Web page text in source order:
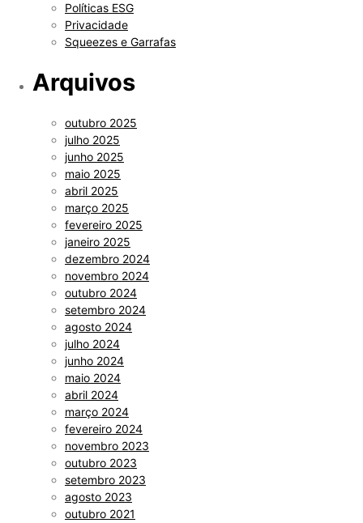
Políticas ESG
Privacidade
Squeezes e Garrafas
Arquivos
outubro 2025
julho 2025
junho 2025
maio 2025
abril 2025
março 2025
fevereiro 2025
janeiro 2025
dezembro 2024
novembro 2024
outubro 2024
setembro 2024
agosto 2024
julho 2024
junho 2024
maio 2024
abril 2024
março 2024
fevereiro 2024
novembro 2023
outubro 2023
setembro 2023
agosto 2023
outubro 2021